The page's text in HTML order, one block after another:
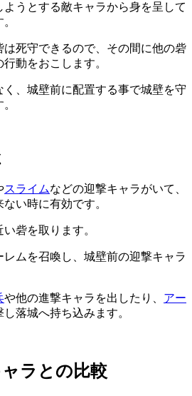
うとする敵キャラから身を呈して
死守できるので、その間に他の砦
動をおこします。
く、城壁前に配置する事で城壁を守
スライムなどの迎撃キャラがいて、
い時に有効です。
砦を取ります。
ムを召喚し、城壁前の迎撃キャラ
や他の進撃キャラを出したり、 アー
落城へ持ち込みます。
ラとの比較